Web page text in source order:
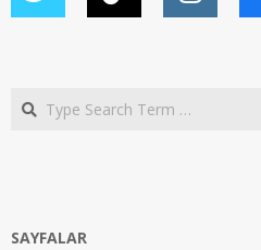
Search
SAYFALAR